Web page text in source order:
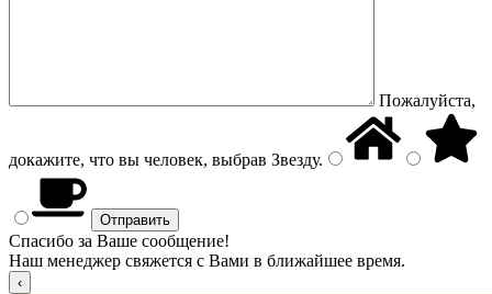
Пожалуйста,
докажите, что вы человек, выбрав Звезду.
Спасибо за Ваше сообщение!
Наш менеджер свяжется с Вами в ближайшее время.